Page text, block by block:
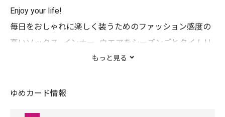
Enjoy your life!
毎日をおしゃれに楽しく装うためのファッション感度の
高いソックス、インナー、ウエアをシーズンごとタイムリ
キャッシュレス
もっと見る
ゆめカード情報